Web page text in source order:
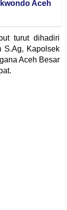
Aceh
turut dihadiri
S.Ag, Kapolsek
Aceh Besar